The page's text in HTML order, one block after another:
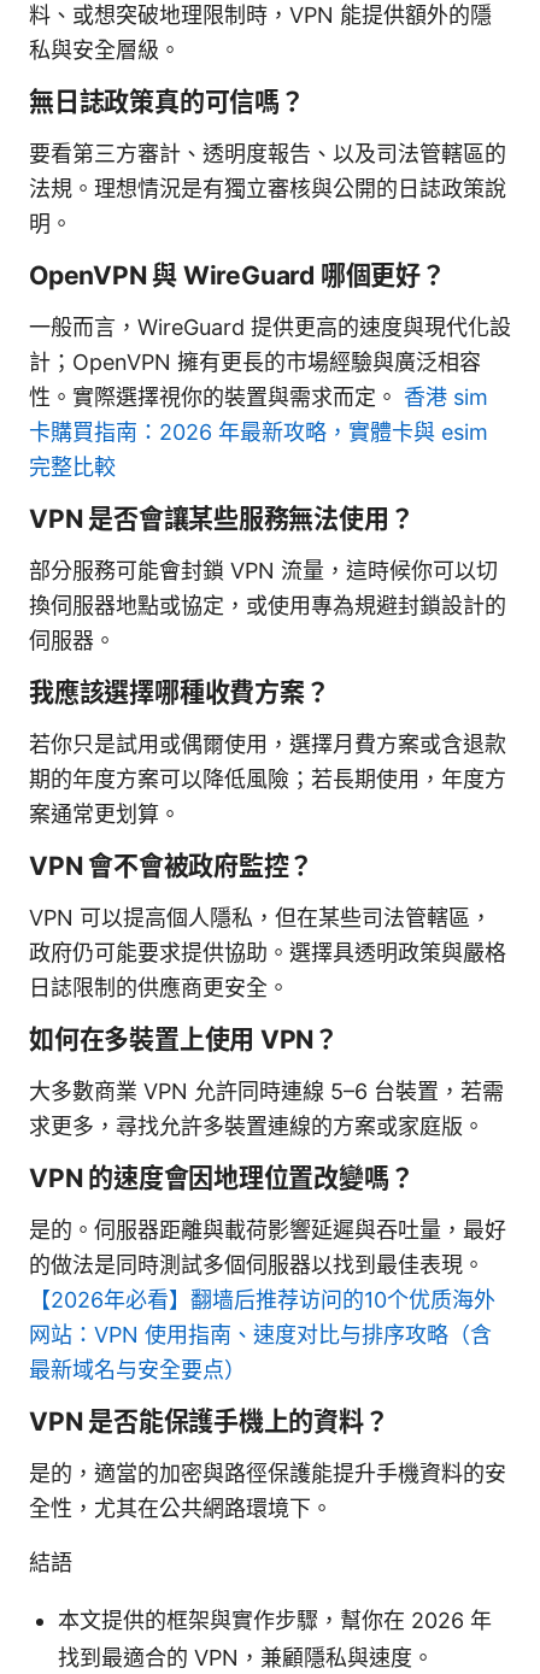
料、或想突破地理限制時，VPN 能提供額外的隱
私與安全層級。
無日誌政策真的可信嗎？
要看第三方審計、透明度報告、以及司法管轄區的
法規。理想情況是有獨立審核與公開的日誌政策說
明。
OpenVPN 與 WireGuard 哪個更好？
一般而言，WireGuard 提供更高的速度與現代化設
計；OpenVPN 擁有更長的市場經驗與廣泛相容
性。實際選擇視你的裝置與需求而定。 香港 sim
卡購買指南：2026 年最新攻略，實體卡與 esim
完整比較
VPN 是否會讓某些服務無法使用？
部分服務可能會封鎖 VPN 流量，這時候你可以切
換伺服器地點或協定，或使用專為規避封鎖設計的
伺服器。
我應該選擇哪種收費方案？
若你只是試用或偶爾使用，選擇月費方案或含退款
期的年度方案可以降低風險；若長期使用，年度方
案通常更划算。
VPN 會不會被政府監控？
VPN 可以提高個人隱私，但在某些司法管轄區，
政府仍可能要求提供協助。選擇具透明政策與嚴格
日誌限制的供應商更安全。
如何在多裝置上使用 VPN？
大多數商業 VPN 允許同時連線 5–6 台裝置，若需
求更多，尋找允許多裝置連線的方案或家庭版。
VPN 的速度會因地理位置改變嗎？
是的。伺服器距離與載荷影響延遲與吞吐量，最好
的做法是同時測試多個伺服器以找到最佳表現。
【2026年必看】翻墙后推荐访问的10个优质海外
网站：VPN 使用指南、速度对比与排序攻略（含
最新域名与安全要点）
VPN 是否能保護手機上的資料？
是的，適當的加密與路徑保護能提升手機資料的安
全性，尤其在公共網路環境下。
結語
本文提供的框架與實作步驟，幫你在 2026 年
找到最適合的 VPN，兼顧隱私與速度。